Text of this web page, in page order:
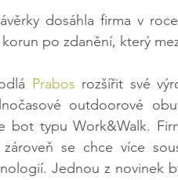
dosáhla firma v
po zdanění, který
Prabos rozšířit své
outdoorové
bot typu Work&Walk.
se chce více
Jednou z novinek